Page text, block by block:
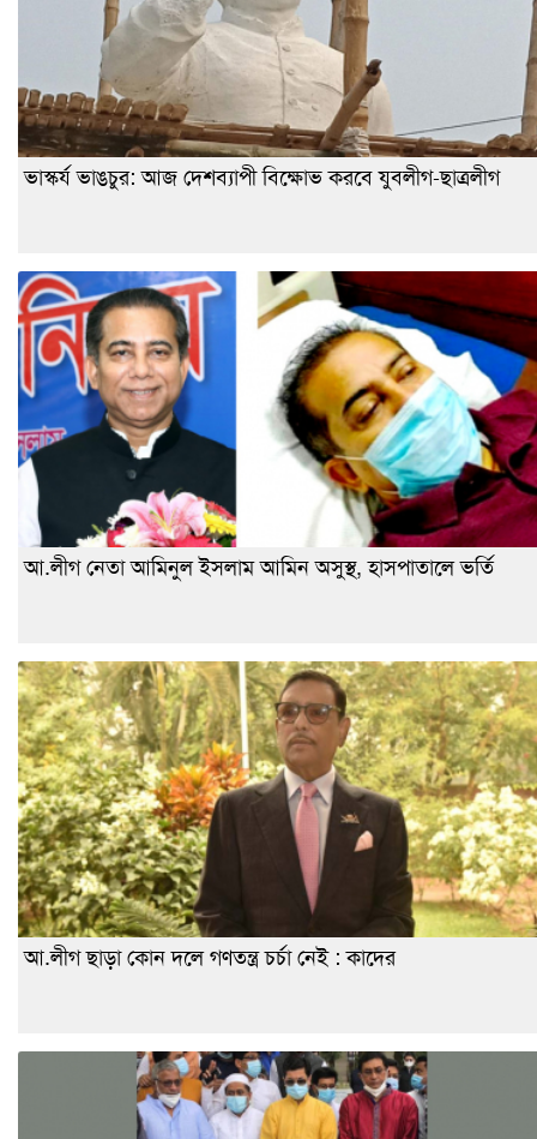
ভাস্কর্য ভাঙচুর: আজ দেশব্যাপী বিক্ষোভ করবে যুবলীগ-ছাত্রলীগ
আ.লীগ নেতা আমিনুল ইসলাম আমিন অসুস্থ, হাসপাতালে ভর্তি
আ.লীগ ছাড়া কোন দলে গণতন্ত্র চর্চা নেই : কাদের